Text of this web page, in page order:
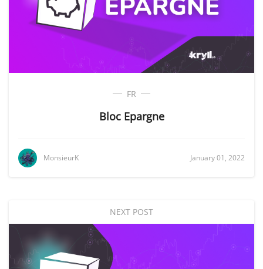
FR
Bloc Epargne
MonsieurK January 01, 2022
NEXT POST